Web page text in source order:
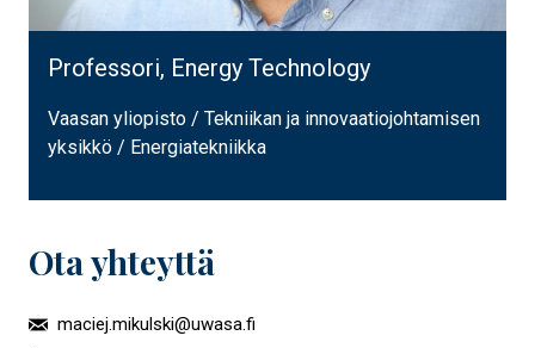
Professori, Energy Technology
Vaasan yliopisto / Tekniikan ja innovaatiojohtamisen
yksikkö / Energiatekniikka
Ota yhteyttä
maciej.mikulski@uwasa.fi